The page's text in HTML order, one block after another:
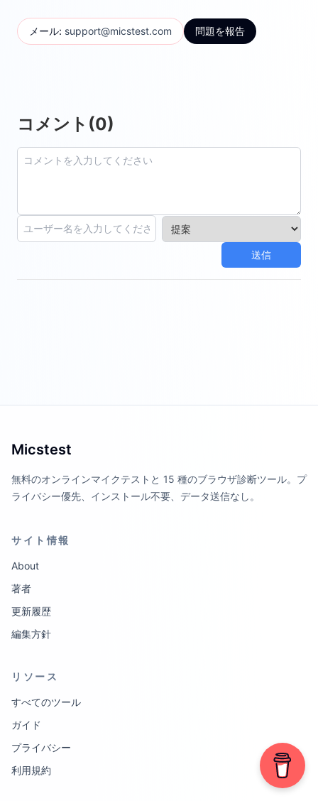
メール: support@micstest.com 問題を報告
コメント (0)
送信
Micstest
無料のオンラインマイクテストと 15 種のブラウザ診断ツール。プ
ライバシー優先、インストール不要、データ送信なし。
サイト情報
About
著者
更新履歴
編集方針
リソース
すべてのツール
ガイド
プライバシー
利用規約